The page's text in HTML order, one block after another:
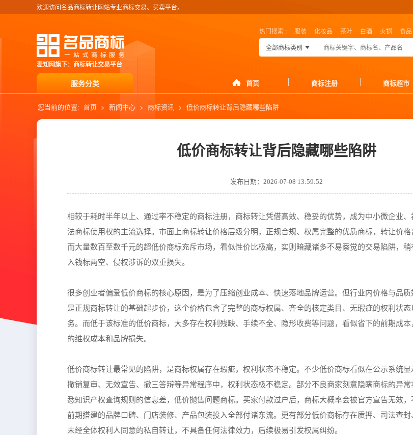
欢迎访问名品商标转让网站专业商标交易、买卖平台。
麦知网旗下：商标转让交易平台
热门搜索 : 服装 化妆品 茶叶 白酒 火锅
食品
全部商标类别
服务分类 首页 商标注册 商标超市
您当前的位置: 首页 > 新闻中心 > 商标资讯 > 低价商标转让背后隐藏哪些陷阱
低价商标转让背后隐藏哪些陷阱
发布日期：2026-07-08 13:59:52
相较于耗时半年以上、通过率不稳定的商标注册，商标转让凭借高效、稳妥的优势，成为中小微企业
法商标使用权的主流选择。市面上商标转让价格层级分明，正规合规、权属完整的优质商标，转让价格
而大量数百至数千元的超低价商标充斥市场，看似性价比极高，实则暗藏诸多不易察觉的交易陷阱，
入钱标两空、侵权涉诉的双重损失。
很多创业者偏爱低价商标的核心原因，是为了压缩创业成本、快速落地品牌运营。但行业内价格与品
是正规商标转让的基础起步价，这个价格包含了完整的商标权属、齐全的核定类目、无瑕疵的权利状
务。而低于该标准的低价商标，大多存在权利残缺、手续不全、隐形收费等问题，看似省下的前期成
的维权成本和品牌损失。
低价商标转让最常见的陷阱，是商标权属存在瑕疵，权利状态不稳定。不少低价商标看似在公示系统
撤销复审、无效宣告、撤三答辩等异常程序中，权利状态极不稳定。部分不良商家刻意隐瞒商标的异
悉知识产权查询规则的信息差，低价抛售问题商标。买家付款过户后，商标大概率会被官方宣告无效，
前期搭建的品牌口碑、门店装修、产品包装投入全部付诸东流。更有部分低价商标存在质押、司法查封
未经全体权利人同意的私自转让，不具备任何法律效力，后续极易引发权属纠纷。